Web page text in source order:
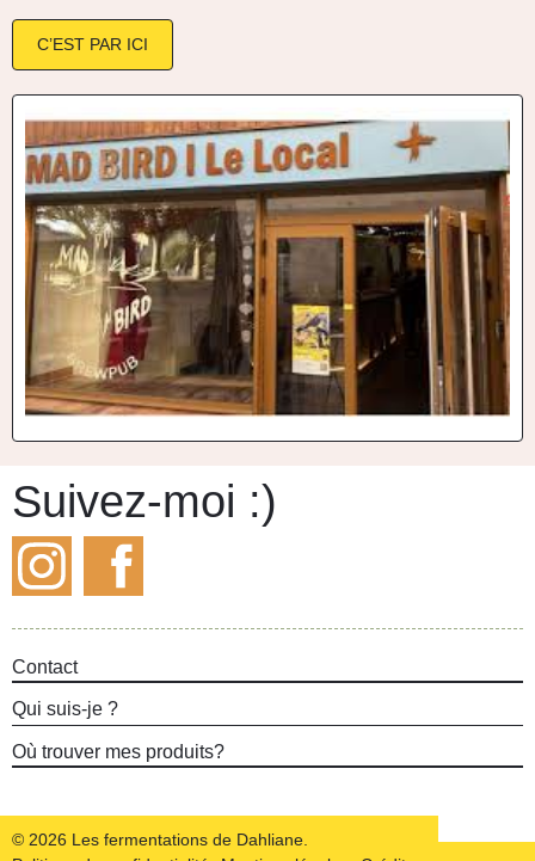
C’EST PAR ICI
Suivez-moi :)
Contact
Qui suis-je ?
Où trouver mes produits?
© 2026 Les fermentations de Dahliane.